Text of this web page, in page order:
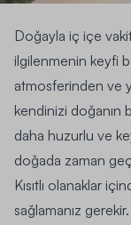
Doğayla iç içe
ilgilenmenin keyfi
atmosferinden ve
kendinizi doğanın
daha huzurlu ve
doğada zaman
Kısıtlı olanaklar
sağlamanız